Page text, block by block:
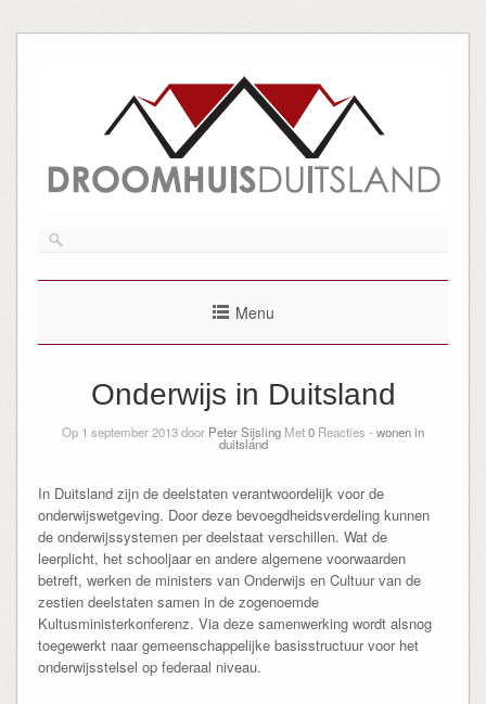
Menu
Onderwijs in Duitsland
Op 1 september 2013 door Peter Sijsling Met0 Reacties - wonen in
duitsland
In Duitsland zijn de deelstaten verantwoordelijk voor de
onderwijswetgeving. Door deze bevoegdheidsverdeling kunnen
de onderwijssystemen per deelstaat verschillen. Wat de
leerplicht, het schooljaar en andere algemene voorwaarden
betreft, werken de ministers van Onderwijs en Cultuur van de
zestien deelstaten samen in de zogenoemde
Kultusministerkonferenz. Via deze samenwerking wordt alsnog
toegewerkt naar gemeenschappelijke basisstructuur voor het
onderwijsstelsel op federaal niveau.